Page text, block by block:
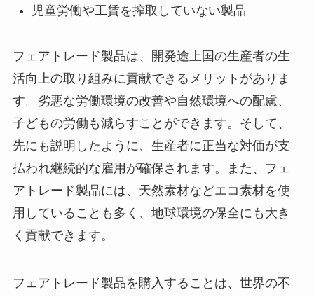
児童労働や工賃を搾取していない製品
フェアトレード製品は、開発途上国の生産者の生
活向上の取り組みに貢献できるメリットがありま
す。劣悪な労働環境の改善や自然環境への配慮、
子どもの労働も減らすことができます。そして、
先にも説明したように、生産者に正当な対価が支
払われ継続的な雇用が確保されます。また、フェ
アトレード製品には、天然素材などエコ素材を使
用していることも多く、地球環境の保全にも大き
く貢献できます。
フェアトレード製品を購入することは、世界の不